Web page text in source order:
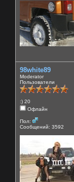
98white89
Moderator
Пользователи
:) 20
Офлайн
Пол:
Сообщений: 3592